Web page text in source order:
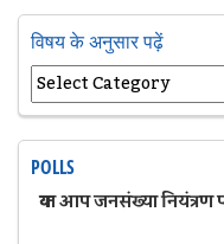
विषय के अनुसार पढ़ें
POLLS
क्या आप जनसंख्या नियंत्रण